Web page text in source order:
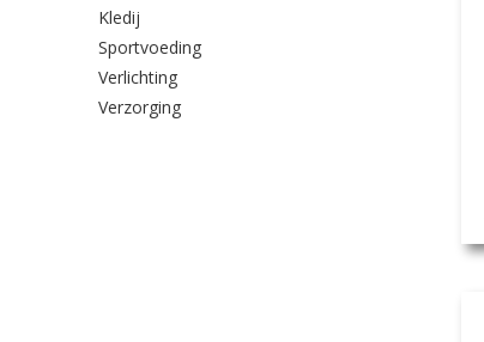
Kledij
Sportvoeding
Verlichting
Verzorging